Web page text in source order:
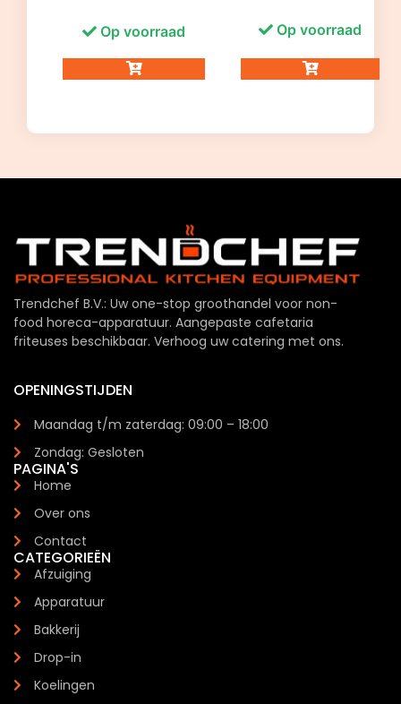
Op voorraad Op voorraad
Trendchef B.V.: Uw one-stop groothandel voor non-
food horeca-apparatuur. Aangepaste cafetaria
friteuses beschikbaar. Verhoog uw catering met ons.
OPENINGSTIJDEN
Maandag t/m zaterdag: 09:00 – 18:00
Zondag: Gesloten
PAGINA'S
Home
Over ons
Contact
CATEGORIEËN
Afzuiging
Apparatuur
Bakkerij
Drop-in
Koelingen